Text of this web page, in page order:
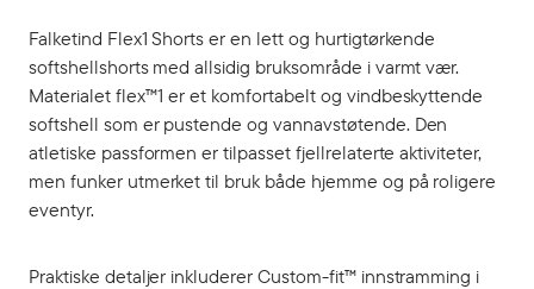
Falketind Flex1 Shorts er en lett og hurtigtørkende
softshellshorts med allsidig bruksområde i varmt vær.
Materialet flex™1 er et komfortabelt og vindbeskyttende
softshell som er pustende og vannavstøtende. Den
atletiske passformen er tilpasset fjellrelaterte aktiviteter,
men funker utmerket til bruk både hjemme og på roligere
eventyr.
Praktiske detaljer inkluderer Custom-fit™ innstramming i